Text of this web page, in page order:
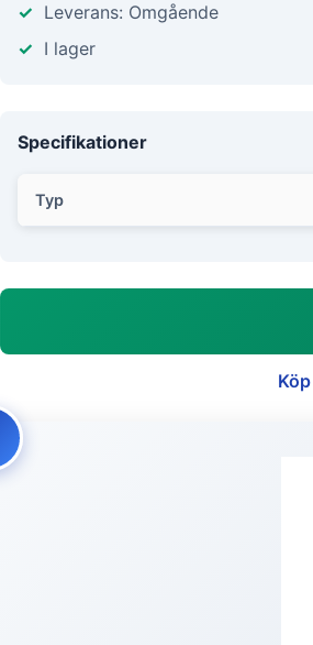
Leverans: Omgående
I lager
Specifikationer
Typ